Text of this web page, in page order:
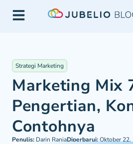
Strategi Marketing
Marketing Mix
Pengertian,
Contohnya
Penulis: Darin RaniaDiperbarui:Oktober 22,